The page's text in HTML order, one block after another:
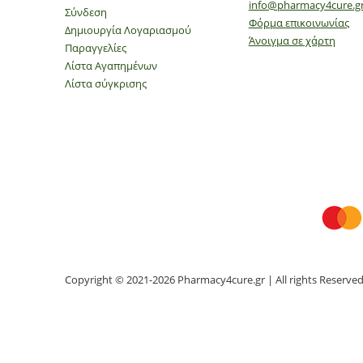
Σύνδεση
Δημιουργία Λογαριασμού
Παραγγελίες
Λίστα Αγαπημένων
Λίστα σύγκρισης
Φόρμα επικοινωνίας
Άνοιγμα σε χάρτη
Copyright © 2021-2026 Pharmacy4cure.gr | All rights Reserved